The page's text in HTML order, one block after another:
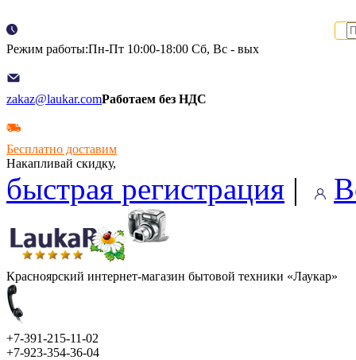
Режим работы:Пн-Пт 10:00-18:00 Сб, Вс - вых
zakaz@laukar.comРаботаем без НДС
Бесплатно доставим
Накапливай скидку,
быстрая регистрация |
Красноярский интернет-магазин бытовой техники «Лаукар»
+7-391-215-11-02
+7-923-354-36-04